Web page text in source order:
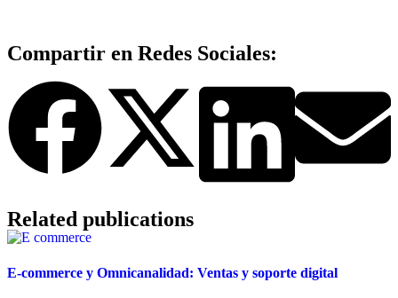
Compartir en Redes Sociales:
Related publications
E-commerce y Omnicanalidad: Ventas y soporte digital